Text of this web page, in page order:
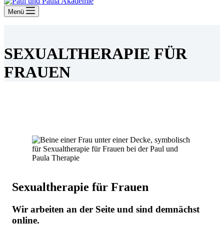
Menü
SEXUALTHERAPIE FÜR
FRAUEN
Sexualtherapie für Frauen
Wir arbeiten an der Seite und sind demnächst
online.